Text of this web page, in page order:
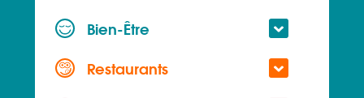
Bien-Être
Restaurants